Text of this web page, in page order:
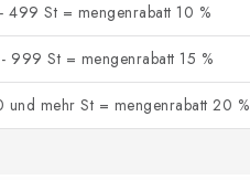
499 St = mengenrabatt 10 %
999 St = mengenrabatt 15 %
und mehr St = mengenrabatt 20 %